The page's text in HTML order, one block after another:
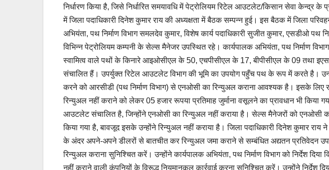
निर्धारण किया है, जिसे निर्धारित समयावधि में पेट्रोलियम रिटेल आउटलेट/किसान सेवा केन्द्र के
में जिला पदाधिकारी दिनेश कुमार राय की अध्यक्षता में बैठक सम्पन्न हुई। इस बैठक में जिला
अभियंता, पथ निर्माण विभाग समलदेव कुमार, विशेष कार्य पदाधिकारी सुजीत कुमार, एसडीओ पथ
विभिन्न पेट्रोलियम कम्पनी के सेल्स मैनेजर उपस्थित रहे। कार्यपालक अभियंता, पथ निर्माण
स्वामित्व वाले पथों के किनारे आइओसीएल के 50, एचपीसीएल के 17, बीपीसीएल के 09 तथा
संचालित हैं। उपर्युक्त रिटेल आउटलेट विभाग की भूमि का उपयोग पहुँच पथ के रूप में करते है।
करने को आरसीडी (पथ निर्माण विभाग) से एनओसी का रिन्युअल कराना आवश्यक है। इसके लिए
रिन्युअल नहीं कराने को लेकर 05 हजार रूपया प्रतिमाह जुर्माना वसूलने का प्रावधान भी किया
आउटलेट संचालित है, जिन्होंने एनओसी का रिन्युअल नहीं कराया है। सेल्स मैनेजरों को एनओसी का
किया गया है, बावजूद इसके उन्होंने रिन्युअल नहीं कराया है। जिला पदाधिकारी दिनेश कुमार
के अंदर अपने-अपने डीलरों से बातचीत कर रिन्युअल जमा कराने से सम्बंधित अद्यतन प्रतिवेदन
रिन्युअल कराना सुनिश्चित करें। उन्होंने कार्यपालक अभियंता, पथ निर्माण विभाग को निर्देश दिया
नहीं कराने वाली कंपनियों के विरूद्ध नियमानुकूल कार्रवाई करना सुनिश्चित करें। उन्होंने निर्देश